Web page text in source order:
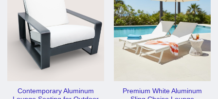
Contemporary Aluminum
Premium White Aluminum